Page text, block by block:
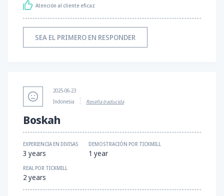
Atención al cliente eficaz
SEA EL PRIMERO EN RESPONDER
2025-06-23
Indonesia
Reseña traducida
Boskah
EXPERIENCIA EN DIVISAS
3 years
DEMOSTRACIÓN POR TICKMILL
1 year
REAL POR TICKMILL
2 years